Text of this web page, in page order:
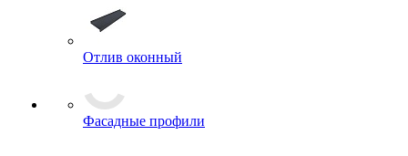
Отлив оконный
Фасадные профили